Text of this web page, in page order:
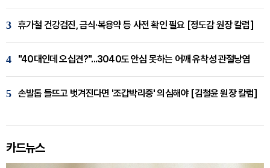
3 휴가철 건강검진, 금식·복용약 등 사전 확인 필요 [정도감 원장 칼럼]
4 "40대인데 오십견?"...3040도 안심 못하는 어깨 유착성 관절낭염
5 손발톱 들뜨고 벗겨진다면 '조갑박리증' 의심해야 [김철윤 원장 칼럼]
카드뉴스